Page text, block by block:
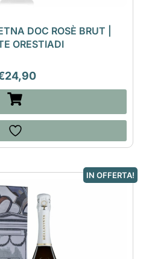
DOC ROSÈ BRUT |
ORESTIADI
24,90
IN OFFERTA!